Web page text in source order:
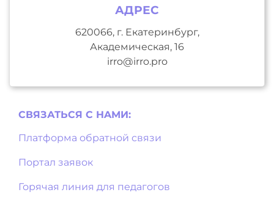
АДРЕС
620066, г. Екатеринбург,
Академическая, 16
irro@irro.pro
СВЯЗАТЬСЯ С НAМИ:
Платформа обратной связи
Портал заявок
Горячая линия для педагогов